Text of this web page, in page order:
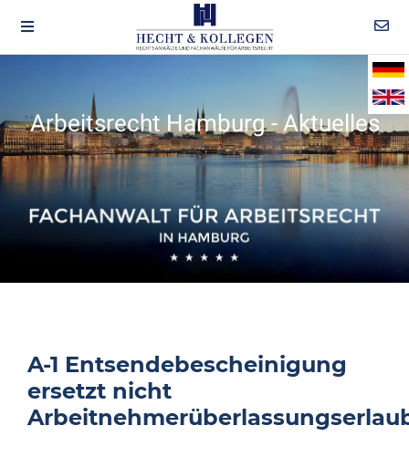
Arbeitsrecht Hamburg - Aktuelles
A-1 Entsendebescheinigung
ersetzt nicht